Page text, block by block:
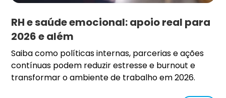
RH e saúde emocional: apoio real para
2026 e além
Saiba como políticas internas, parcerias e ações
contínuas podem reduzir estresse e burnout e
transformar o ambiente de trabalho em 2026.